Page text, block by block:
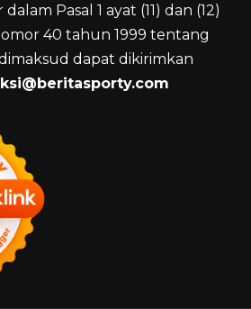
Pasal 1 ayat (11) dan (12)
40 tahun 1999 tentang
dapat dikirimkan